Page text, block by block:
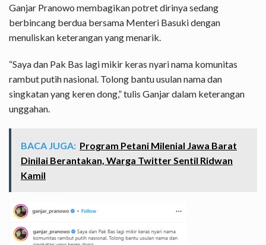
Ganjar Pranowo membagikan potret dirinya sedang
berbincang berdua bersama Menteri Basuki dengan
menuliskan keterangan yang menarik.
“Saya dan Pak Bas lagi mikir keras nyari nama komunitas
rambut putih nasional. Tolong bantu usulan nama dan
singkatan yang keren dong,” tulis Ganjar dalam keterangan
unggahan.
BACA JUGA: Program Petani Milenial Jawa Barat
Dinilai Berantakan, Warga Twitter Sentil Ridwan
Kamil